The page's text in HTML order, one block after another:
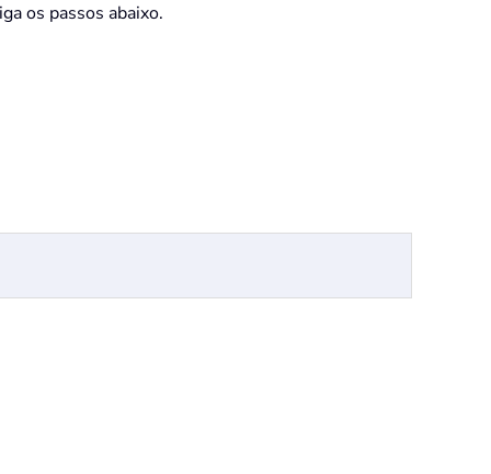
os passos abaixo.